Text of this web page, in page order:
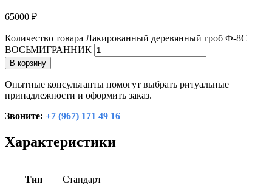
65000 ₽
Количество товара Лакированный деревянный гроб Ф-8С
ВОСЬМИГРАННИК
В корзину
Опытные консультанты помогут выбрать ритуальные
принадлежности и оформить заказ.
Звоните: +7 (967) 171 49 16
Характеристики
Тип Cтандарт